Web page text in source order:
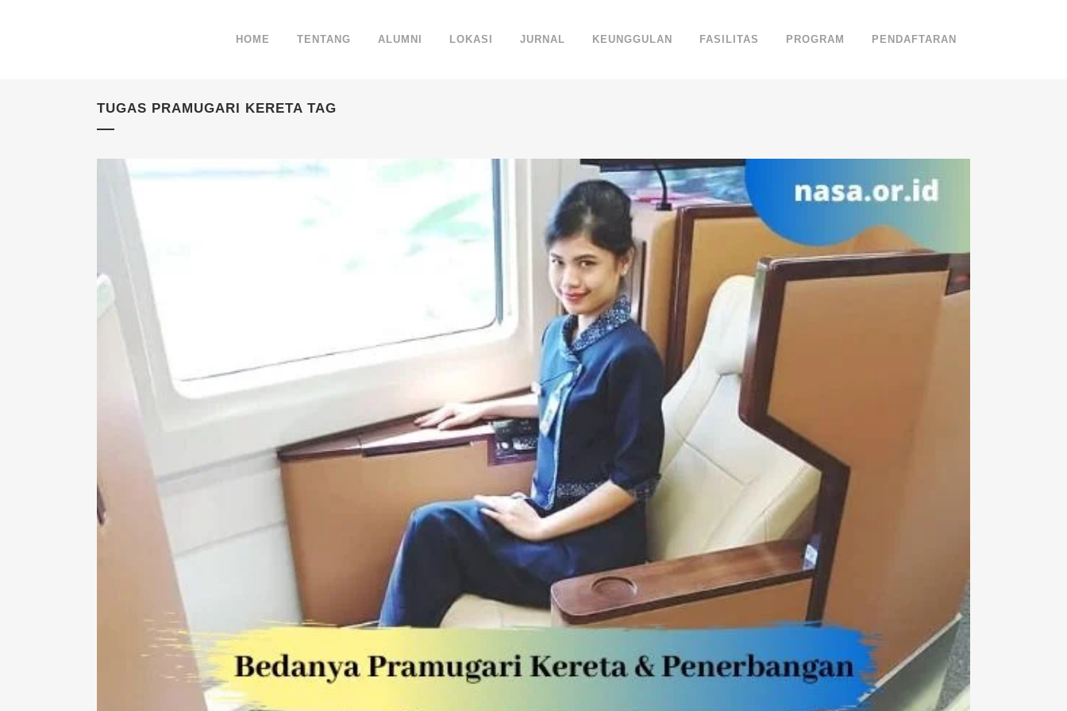
HOME TENTANG ALUMNI LOKASI JURNAL KEUNGGULAN FASILITAS PROGRAM PENDAFTARAN
TUGAS PRAMUGARI KERETA TAG